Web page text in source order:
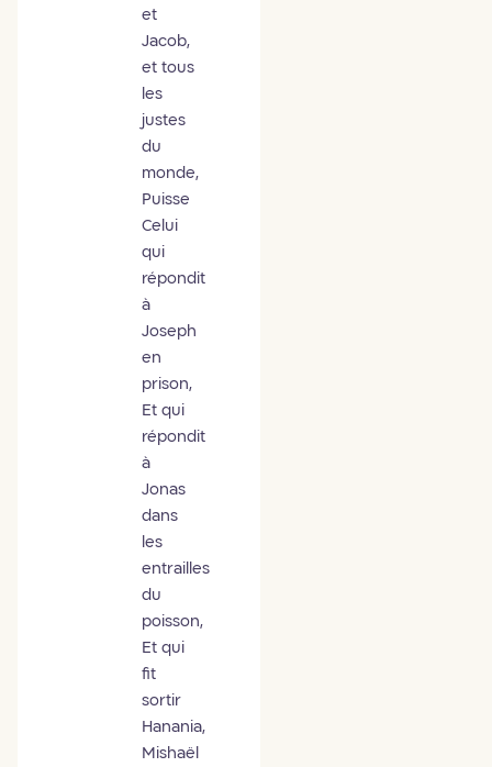
et
Jacob,
et tous
les
justes
du
monde,
Puisse
Celui
qui
répondit
Joseph
en
prison,
Et qui
répondit
Jonas
dans
les
entrailles
du
poisson,
Et qui
fit
sortir
Hanania,
Mishaël